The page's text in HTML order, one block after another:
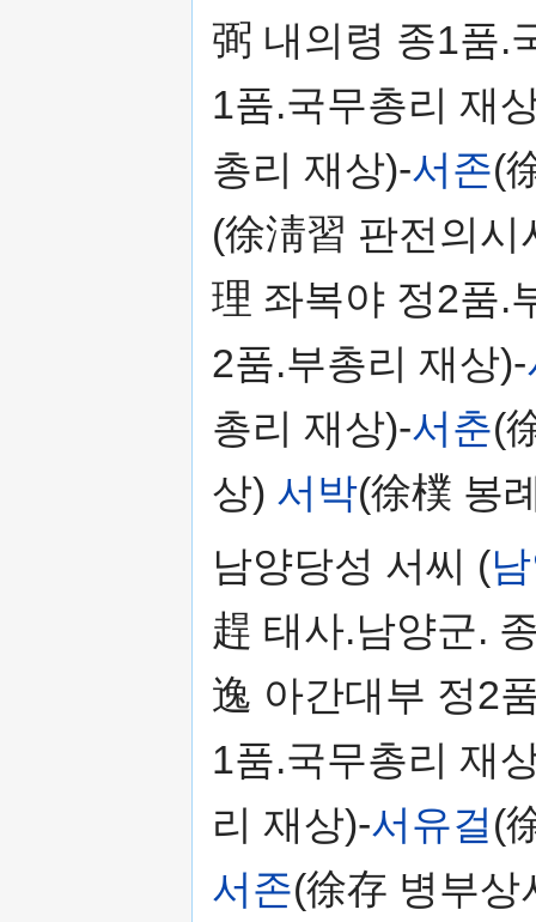
弼 내의령 종1품.
1품.국무총리 재
총리 재상)-서존(
(徐淸習 판전의
理 좌복야 정2품.
2품.부총리 재상)-
총리 재상)-서춘(
상) 서박(徐樸 봉
남양당성 서씨 (
趕 태사.남양군.
逸 아간대부 정2
1품.국무총리 재
리 재상)-서유걸(
서존(徐存 병부상